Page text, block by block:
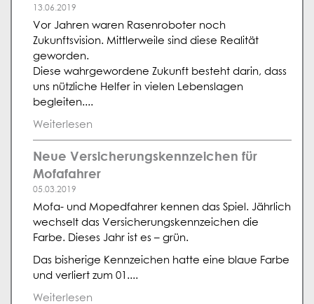
13.06.2019
Vor Jahren waren Rasenroboter noch
Zukunftsvision. Mittlerweile sind diese Realität
geworden.
Diese wahrgewordene Zukunft besteht darin, dass
uns nützliche Helfer in vielen Lebenslagen
begleiten....
Weiterlesen
Neue Versicherungskennzeichen für
Mofafahrer
05.03.2019
Mofa- und Mopedfahrer kennen das Spiel. Jährlich
wechselt das Versicherungskennzeichen die
Farbe. Dieses Jahr ist es – grün.
Das bisherige Kennzeichen hatte eine blaue Farbe
und verliert zum 01....
Weiterlesen